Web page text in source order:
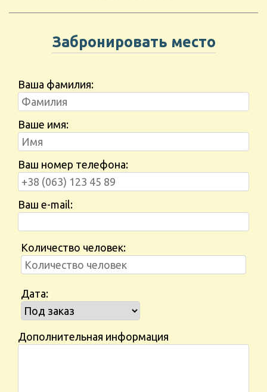
Забронировать место
Ваша фамилия:
Ваше имя:
Ваш номер телефона:
Ваш e-mail:
Количество человек:
Дата:
Дополнительная информация